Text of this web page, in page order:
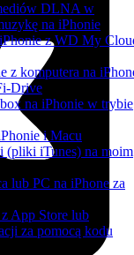
DLNA w
na iPhonie
z WD My
z komputera na
Drive
na iPhonie w trybie
i Macu
(pliki iTunes) na moim
lub PC na iPhone za
App Store lub
za pomocą kodu